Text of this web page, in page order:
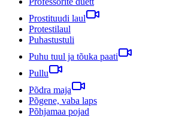
Prostituudi laul
Protestilaul
Puhastustuli
Puhu tuul ja tõuka paati
Pullu
Põdra maja
Põgene, vaba laps
Põhjamaa pojad